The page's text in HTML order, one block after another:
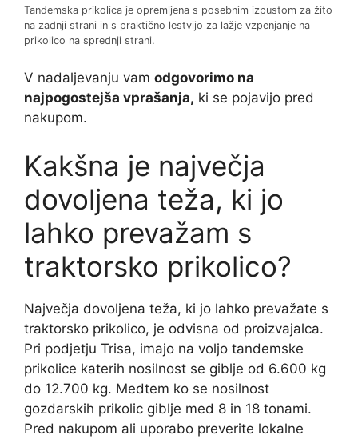
Tandemska prikolica je opremljena s posebnim izpustom za žito
na zadnji strani in s praktično lestvijo za lažje vzpenjanje na
prikolico na sprednji strani.
V nadaljevanju vam odgovorimo na
najpogostejša vprašanja, ki se pojavijo pred
nakupom.
Kakšna je največja
dovoljena teža, ki jo
lahko prevažam s
traktorsko prikolico?
Največja dovoljena teža, ki jo lahko prevažate s
traktorsko prikolico, je odvisna od proizvajalca.
Pri podjetju Trisa, imajo na voljo tandemske
prikolice katerih nosilnost se giblje od 6.600 kg
do 12.700 kg. Medtem ko se nosilnost
gozdarskih prikolic giblje med 8 in 18 tonami.
Pred nakupom ali uporabo preverite lokalne